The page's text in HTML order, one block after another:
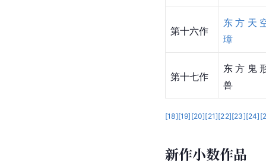
第十六作
东方天
璋
第十七作
东方鬼
兽
[18][19] [20][21][22][23][24] [
新作小数作品